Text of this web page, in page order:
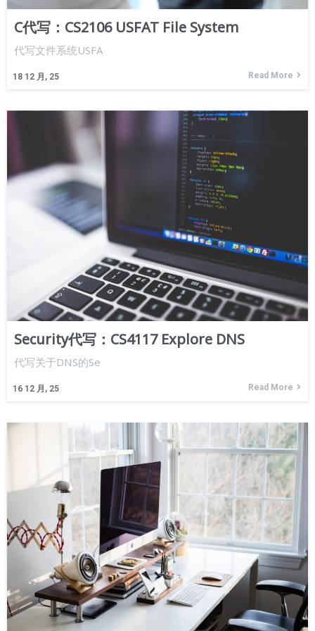
C代写：CS2106 USFAT File System
18 12 月, 25
代写文件系统USFA
Read More
Security代写：CS4117 Explore DNS
16 12 月, 25
代写关于DNS的Se
Read More